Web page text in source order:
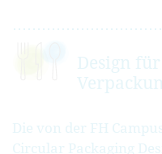
Design
Die von der FH
Circular Packaging